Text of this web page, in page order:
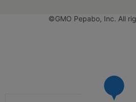
©GMO Pepabo, Inc. All